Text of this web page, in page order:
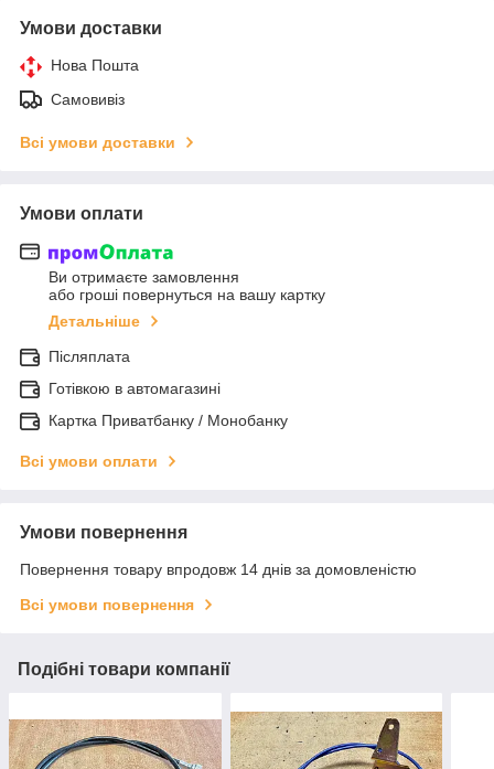
Умови доставки
Нова Пошта
Самовивіз
Всі умови доставки
Умови оплати
Ви отримаєте замовлення
або гроші повернуться на вашу картку
Детальніше
Післяплата
Готівкою в автомагазині
Картка Приватбанку / Монобанку
Всі умови оплати
Умови повернення
Повернення товару впродовж 14 днів за домовленістю
Всі умови повернення
Подібні товари компанії